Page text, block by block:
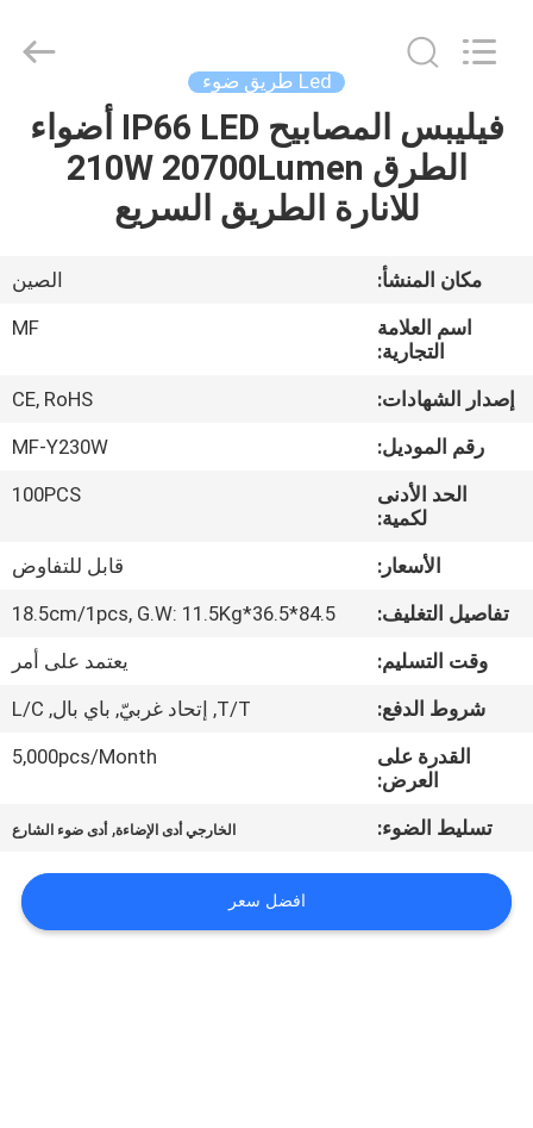
بيت
أشرطة
فيديو
حول
جولة
المعمل
رقابة
جودة
اطلب
اقتباس
Lighting
Co.,Ltd..
Led طريق ضوء
فيليبس المصابيح IP66 LED أضواء
الطرق 210W 20700Lumen
للانارة الطريق السريع
مكان المنشأ:
الصين
اسم العلامة
التجارية:
MF
إصدار الشهادات:
CE, RoHS
رقم الموديل:
MF-Y230W
الحد الأدنى
لكمية:
100PCS
الأسعار:
قابل للتفاوض
تفاصيل التغليف:
84.5*36.5*18.5cm/1pcs, G.W: 11.5Kg
وقت التسليم:
يعتمد على أمر
شروط الدفع:
T/T, إتحاد غربيّ, باي بال, L/C
القدرة على
العرض:
5,000pcs/Month
تسليط الضوء: الخارجي أدى الإضاءة, أدى ضوء الشارع
افضل سعر